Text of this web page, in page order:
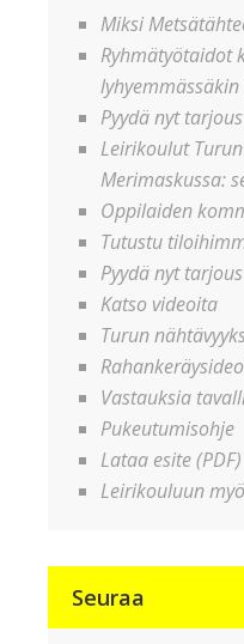
Miksi
Ryhmätyötaidot
Pyydä nyt
Leirikoulut
Merimaskussa:
Oppilaiden
Tutustu
Pyydä nyt
Katso videoita
Turun
Vastauksia
Pukeutumisohje
Lataa esite (PDF)
Leirikouluun
Seuraa